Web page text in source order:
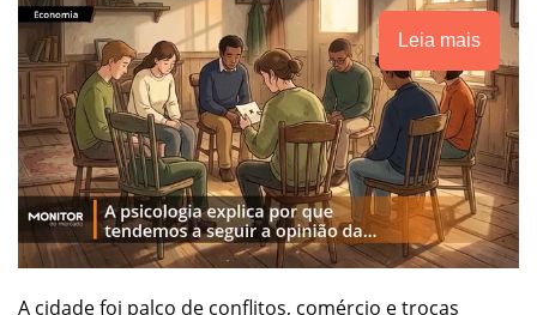
Leia mais
A cidade foi palco de conflitos, comércio e trocas